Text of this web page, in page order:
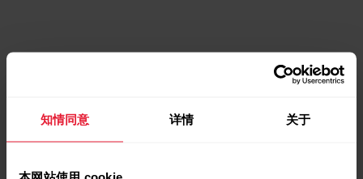
知情同意 详情 关于
https://www.polar.com/zh-hans/explore/elixir